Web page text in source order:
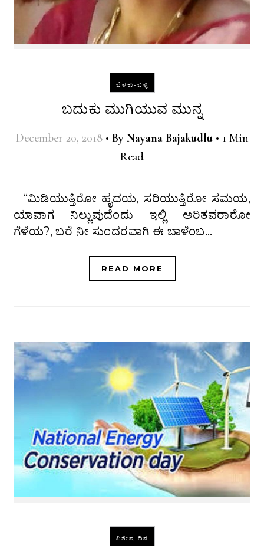
ಬೆಳಕು-ಬಳ್ಳಿ
ಬದುಕು ಮುಗಿಯುವ ಮುನ್ನ
December 20, 2018 • By Nayana Bajakudlu • 1 Min
Read
“ಮಿಡಿಯುತ್ತಿರೋ ಹೃದಯ, ಸರಿಯುತ್ತಿರೋ ಸಮಯ,
ಯಾವಾಗ ನಿಲ್ಲುವುದೆಂದು ಇಲ್ಲಿ ಅರಿತವರಾರೋ
ಗೆಳೆಯ?, ಬರೆ ನೀ ಸುಂದರವಾಗಿ ಈ ಬಾಳೆಂಬ…
READ MORE
ವಿಶೇಷ ದಿನ